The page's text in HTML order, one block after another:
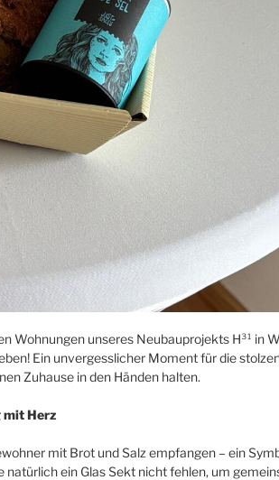
Wohnungen unseres Neubauprojekts H³¹ in
Ein unvergesslicher Moment für die
Zuhause in den Händen halten.
mit Herz
mit Brot und Salz empfangen – ein
natürlich ein Glas Sekt nicht fehlen, um